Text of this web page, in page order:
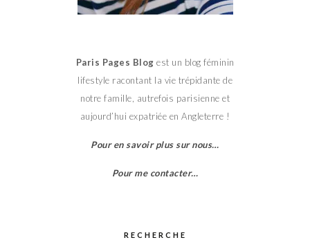
Paris Pages Blog est un blog féminin
lifestyle racontant la vie trépidante de
notre famille, autrefois parisienne et
aujourd’hui expatriée en Angleterre !
Pour en savoir plus sur nous…
Pour me contacter…
RECHERCHE